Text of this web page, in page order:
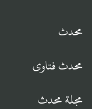
محدث
محدث فتاوى
مجلة محدث